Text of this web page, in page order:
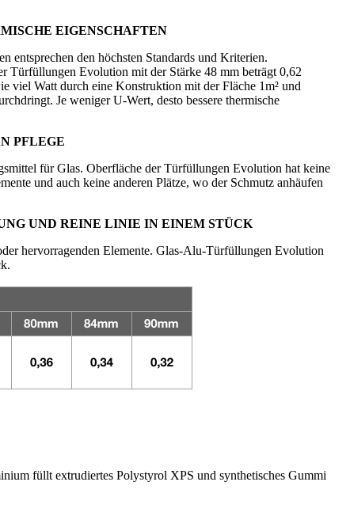
EIGENSCHAFTEN
entsprechen den höchsten Standards und Kriterien.
Türfüllungen Evolution mit der Stärke 48 mm beträgt 0,62
viel Watt durch eine Konstruktion mit der Fläche 1m² und
Je weniger U-Wert, desto bessere thermische
PFLEGE
für Glas. Oberfläche der Türfüllungen Evolution hat keine
und auch keine anderen Plätze, wo der Schmutz anhäufen
UND REINE LINIE IN EINEM STÜCK
hervorragenden Elemente. Glas-Alu-Türfüllungen Evolution
füllt extrudiertes Polystyrol XPS und synthetisches Gummi